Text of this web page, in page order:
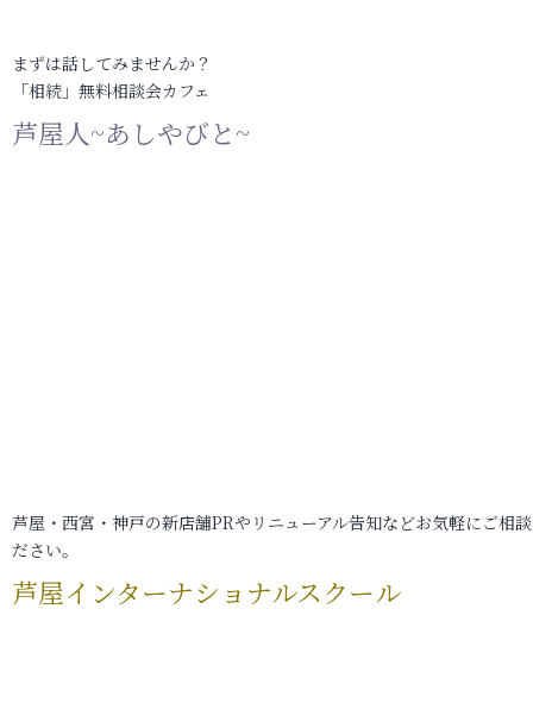
まずは話してみませんか？
「相続」無料相談会カフェ
芦屋人~あしやびと~
芦屋・西宮・神戸の新店舗PRやリニューアル告知などお気軽にご相
ださい。
芦屋インターナショナルスクール